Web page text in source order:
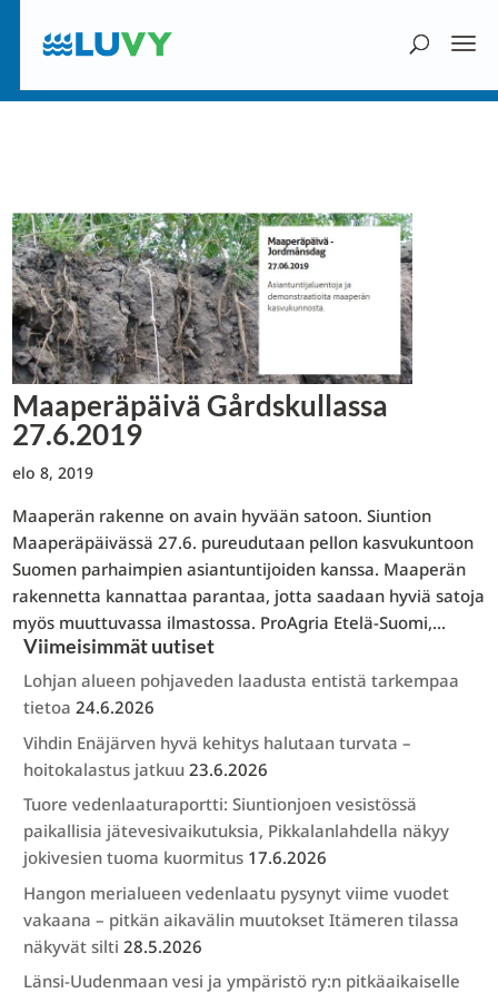
Maaperäpäivä Gårdskullassa
27.6.2019
elo 8, 2019
Maaperän rakenne on avain hyvään satoon. Siuntion
Maaperäpäivässä 27.6. pureudutaan pellon kasvukuntoon
Suomen parhaimpien asiantuntijoiden kanssa. Maaperän
rakennetta kannattaa parantaa, jotta saadaan hyviä satoja
myös muuttuvassa ilmastossa. ProAgria Etelä-Suomi,...
Viimeisimmät uutiset
Lohjan alueen pohjaveden laadusta entistä tarkempaa
tietoa 24.6.2026
Vihdin Enäjärven hyvä kehitys halutaan turvata –
hoitokalastus jatkuu 23.6.2026
Tuore vedenlaaturaportti: Siuntionjoen vesistössä
paikallisia jätevesivaikutuksia, Pikkalanlahdella näkyy
jokivesien tuoma kuormitus 17.6.2026
Hangon merialueen vedenlaatu pysynyt viime vuodet
vakaana – pitkän aikavälin muutokset Itämeren tilassa
näkyvät silti 28.5.2026
Länsi-Uudenmaan vesi ja ympäristö ry:n pitkäaikaiselle